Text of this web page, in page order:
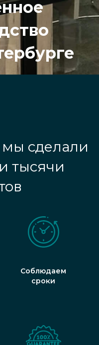
сделали
тысячи
Соблюдаем
сроки